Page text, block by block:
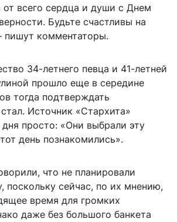
всего сердца и души с Днем
Будьте счастливы на
пишут комментаторы.
34-летнего певца и 41-летней
прошло еще в середине
тогда подтверждать
Источник «Стархита»
просто: «Они выбрали эту
день познакомились».
что не планировали
поскольку сейчас, по их мнению,
время для громких
даже без большого банкета